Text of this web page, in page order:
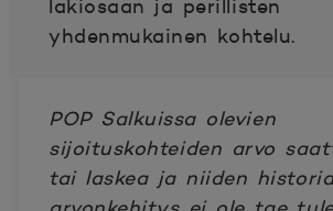
lakiosaan ja perillisten
yhdenmukainen kohtelu.
POP Salkuissa olevien
sijoituskohteiden arvo
tai laskea ja niiden